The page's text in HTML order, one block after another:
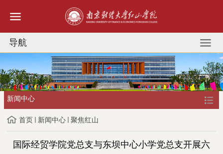
导航
新闻中心
首页 新闻中心 聚焦红山
国际经贸学院党总支与东坝中心小学党总支开展六